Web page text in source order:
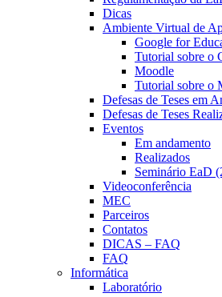
Dicas
Ambiente Virtual de
Google for
Tutorial sobre o
Moodle
Tutorial sobre o
Defesas de Teses em
Defesas de Teses
Eventos
Em andamento
Realizados
Seminário EaD
Videoconferência
MEC
Parceiros
Contatos
DICAS – FAQ
FAQ
Informática
Laboratório